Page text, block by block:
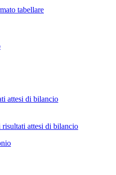
tabellare
attesi di bilancio
attesi di bilancio